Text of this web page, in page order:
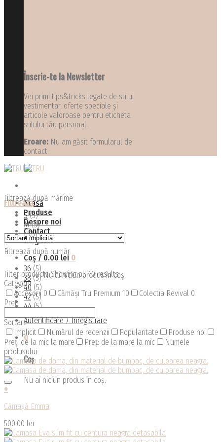
Înscrie-te la Newsletter
Vei primi tips&tricks legate de stilul
vestimentar, oferte speciale și
articole valoroase pentru eticheta
stilului tău personal.
Eroare: Nu am găsit formularul de
contact.
Acasă
Produse
Despre noi
Contact
Blog TRU
Coș / 0.00 lei 0
Nu ai niciun produs în coș.
Autentificare / Înregistrare
0
Coș
Nu ai niciun produs în coș.
Filtrează
Filtrează după mărime
S (5)
M (5)
L (5)
Filtrează după număr
36 (5)
38 (5)
40 (5)
42 (5)
44 (5)
Filter productsShowing all 10 results
Categorii
Accesorii 0 Cămăși Tru Premium 10 Colectia Revival 0
Pret
Sortare
Implicit
Numărul de recenzii Popularitate
Produse noi
Preț: de la mic la mare
Preț: de la mare la mic
Numele
produsului
+
produs
mai
multe
Cămașă Emma
500.00 lei